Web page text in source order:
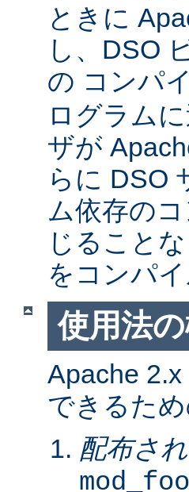
ときに
し、DSO
の コンパ
ログラム
ザが
らに DSO
ム依存の
じること
をコンパ
使用法
Apache
できるた
配布さ